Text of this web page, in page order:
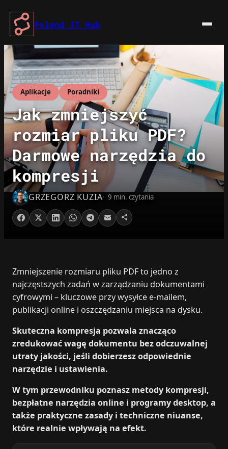
Przejdź
treści
Poland IT Hub
Aplikacje Poradniki
Jak zmniejszyć
rozmiar pliku PDF?
Darmowe narzędzia do
kompresji
GRZEGORZ KUZIA 9 min. czytania
Zmniejszenie rozmiaru pliku PDF to jedno z
najczęstszych zadań w zarządzaniu dokumentami
cyfrowymi – kluczowe przy wysyłce e‑mailem,
publikacji online i oszczędzaniu miejsca na dysku.
Skuteczna kompresja pozwala znacząco
zredukować wagę dokumentu bez odczuwalnej
utraty jakości, jeśli dobierzesz odpowiednie
narzędzie i ustawienia.
W tym przewodniku poznasz metody kompresji,
bezpłatne narzędzia online i programy desktop, a
także praktyczne zasady i techniczne niuanse,
które realnie wpływają na efekt.